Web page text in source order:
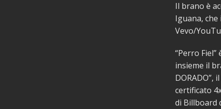
Il brano è
Iguana,
Vevo/
“Perro
insieme il
DORADO”,
certificato
di Billboard